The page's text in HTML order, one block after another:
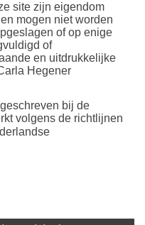
site zijn eigendom
mogen niet worden
of op enige
of
en uitdrukkelijke
Hegener
bij de
volgens de richtlijnen